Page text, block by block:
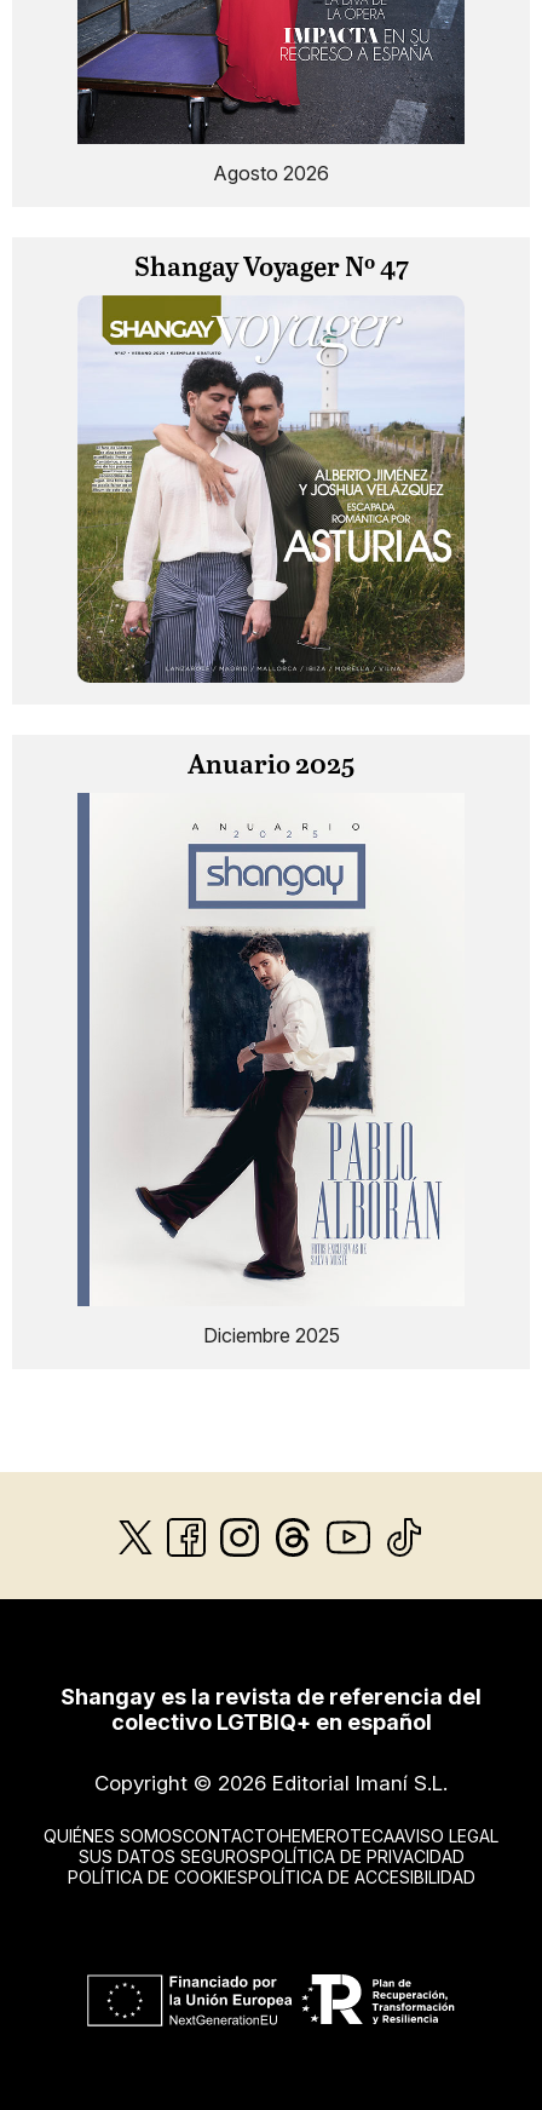
Agosto 2026
Shangay Voyager Nº 47
Anuario 2025
Diciembre 2025
Shangay es la revista de referencia del
colectivo LGTBIQ+ en español
Copyright © 2026 Editorial Imaní S.L.
QUIÉNES SOMOSCONTACTOHEMEROTECAAVISO LEGAL
SUS DATOS SEGUROSPOLÍTICA DE PRIVACIDAD
POLÍTICA DE COOKIESPOLÍTICA DE ACCESIBILIDAD